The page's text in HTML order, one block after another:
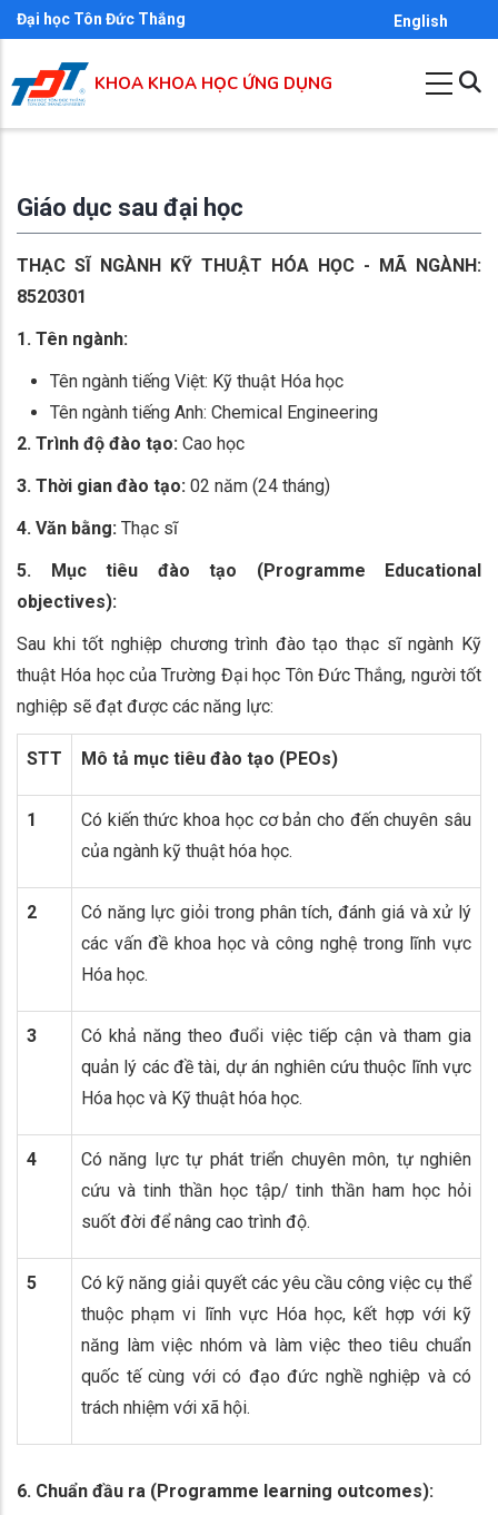
Nhảy
đến
nội
dung
Đại học Tôn Đức Thắng English
KHOA KHOA HỌC ỨNG DỤNG
Giáo dục sau đại học
THẠC SĨ NGÀNH KỸ THUẬT HÓA HỌC - MÃ NGÀNH:
8520301
1. Tên ngành:
Tên ngành tiếng Việt: Kỹ thuật Hóa học
Tên ngành tiếng Anh: Chemical Engineering
2. Trình độ đào tạo: Cao học
3. Thời gian đào tạo: 02 năm (24 tháng)
4. Văn bằng: Thạc sĩ
5. Mục tiêu đào tạo (Programme Educational
objectives):
Sau khi tốt nghiệp chương trình đào tạo thạc sĩ ngành Kỹ
thuật Hóa học của Trường Đại học Tôn Đức Thắng, người tốt
nghiệp sẽ đạt được các năng lực:
STT Mô tả mục tiêu đào tạo (PEOs)
1
Có kiến thức khoa học cơ bản cho đến chuyên sâu
của ngành kỹ thuật hóa học.
2
Có năng lực giỏi trong phân tích, đánh giá và xử lý
các vấn đề khoa học và công nghệ trong lĩnh vực
Hóa học.
3
Có khả năng theo đuổi việc tiếp cận và tham gia
quản lý các đề tài, dự án nghiên cứu thuộc lĩnh vực
Hóa học và Kỹ thuật hóa học.
4
Có năng lực tự phát triển chuyên môn, tự nghiên
cứu và tinh thần học tập/ tinh thần ham học hỏi
suốt đời để nâng cao trình độ.
5
Có kỹ năng giải quyết các yêu cầu công việc cụ thể
thuộc phạm vi lĩnh vực Hóa học, kết hợp với kỹ
năng làm việc nhóm và làm việc theo tiêu chuẩn
quốc tế cùng với có đạo đức nghề nghiệp và có
trách nhiệm với xã hội.
6. Chuẩn đầu ra (Programme learning outcomes):